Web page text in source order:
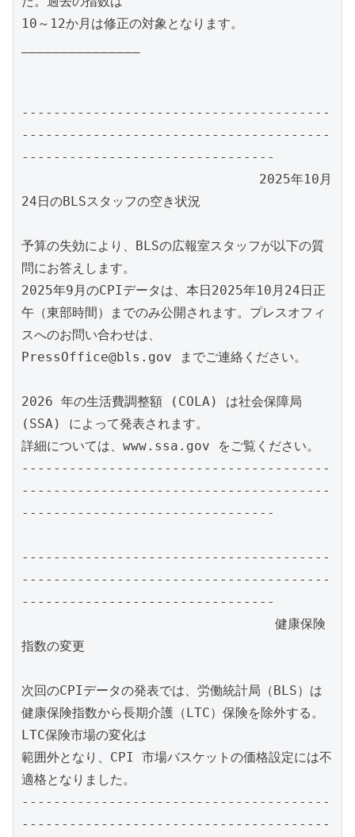
10～12か月は修正の対象となります。
---------------------------------------
---------------------------------------
--------------------------------
24日のBLSスタッフの空き状況
予算の失効により、BLSの広報室スタッフが以下の質
問にお答えします。
2025年9月のCPIデータは、本日2025年10月24日正
午（東部時間）までのみ公開されます。プレスオフィ
スへのお問い合わせは、
PressOffice@bls.gov までご連絡ください。
2026 年の生活費調整額 (COLA) は社会保障局
(SSA) によって発表されます。
詳細については、www.ssa.gov をご覧ください。
---------------------------------------
---------------------------------------
--------------------------------
---------------------------------------
---------------------------------------
--------------------------------
指数の変更
次回のCPIデータの発表では、労働統計局（BLS）は
健康保険指数から長期介護（LTC）保険を除外する。
LTC保険市場の変化は
範囲外となり、CPI 市場バスケットの価格設定には不
適格となりました。
---------------------------------------
---------------------------------------